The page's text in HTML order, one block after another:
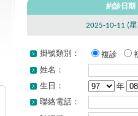
約診日期
2025-10-11 (
掛號類別： 複診
姓名：
生日：
年
聯絡電話：